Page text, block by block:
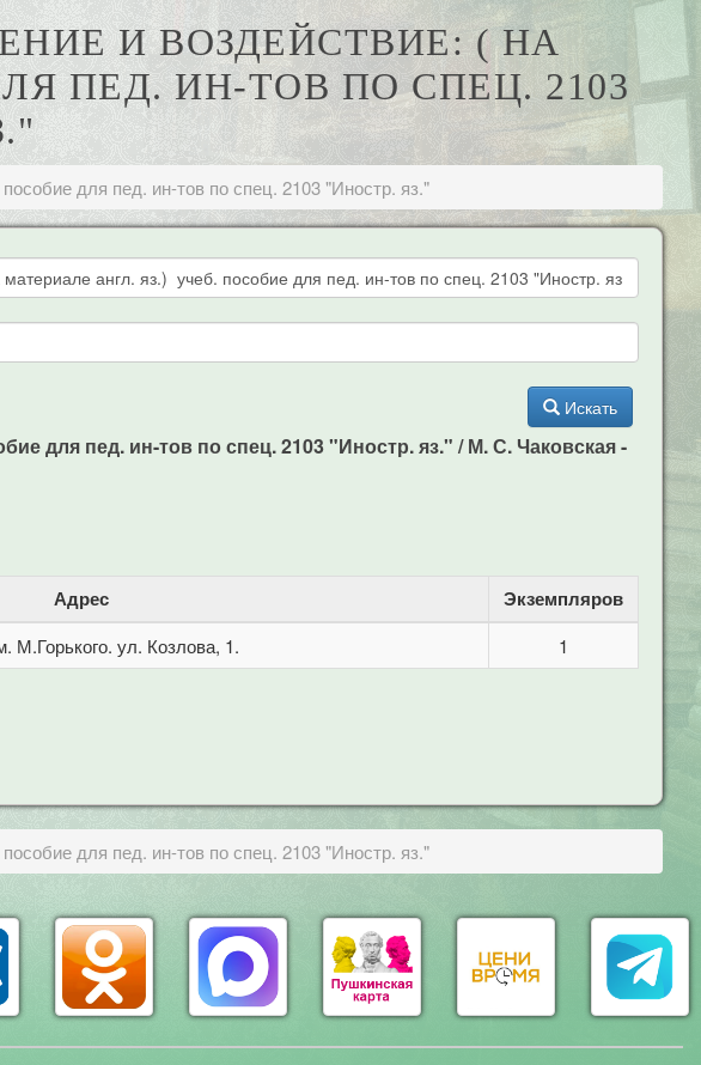
И ВОЗДЕЙСТВИЕ: ( НА
ПЕД. ИН-ТОВ ПО СПЕЦ. 2103
для пед. ин-тов по спец. 2103 "Иностр. яз."
Искать
для пед. ин-тов по спец. 2103 "Иностр. яз." / М. С. Чаковская -
Адрес Экземпляров
М.Горького. ул. Козлова, 1. 1
для пед. ин-тов по спец. 2103 "Иностр. яз."